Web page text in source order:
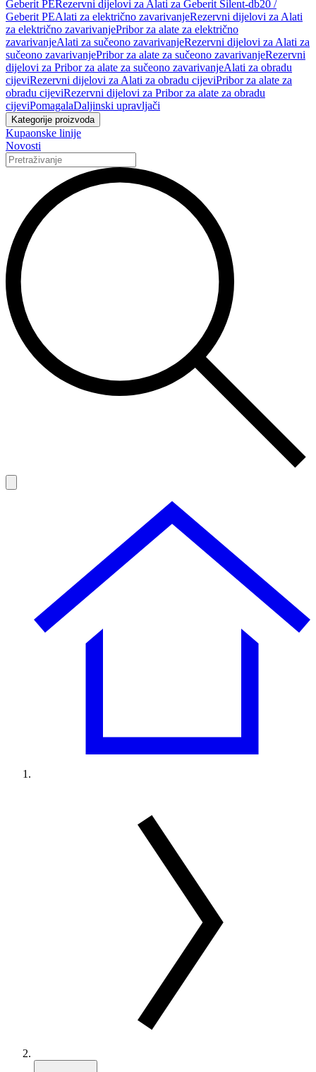
Geberit PERezervni dijelovi za Alati za Geberit Silent-db20 /
Geberit PEAlati za električno zavarivanjeRezervni dijelovi za Alati
za električno zavarivanjePribor za alate za električno
zavarivanjeAlati za sučeono zavarivanjeRezervni dijelovi za Alati za
sučeono zavarivanjePribor za alate za sučeono zavarivanjeRezervni
dijelovi za Pribor za alate za sučeono zavarivanjeAlati za obradu
cijeviRezervni dijelovi za Alati za obradu cijeviPribor za alate za
obradu cijeviRezervni dijelovi za Pribor za alate za obradu
cijeviPomagalaDaljinski upravljači
Kategorije proizvoda
Kupaonske linije
Novosti